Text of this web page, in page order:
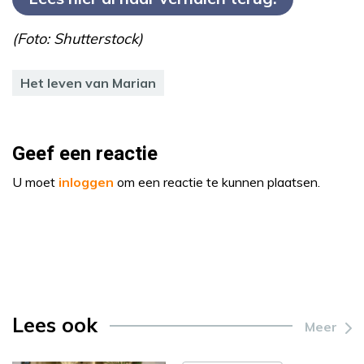
(Foto: Shutterstock)
Het leven van Marian
Geef een reactie
U moet inloggen om een reactie te kunnen plaatsen.
Lees ook Meer